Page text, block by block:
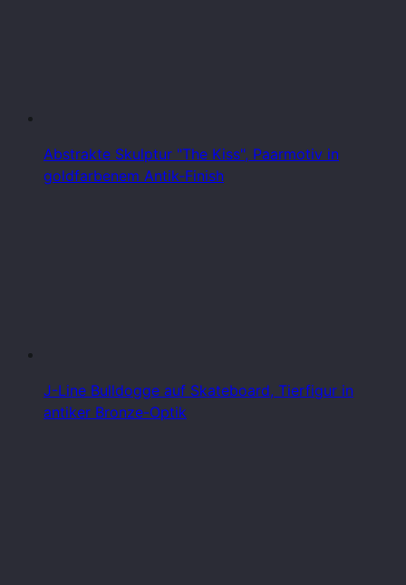
Abstrakte Skulptur "The Kiss", Paarmotiv in
goldfarbenem Antik-Finish
J-Line Bulldogge auf Skateboard, Tierfigur in
antiker Bronze-Optik